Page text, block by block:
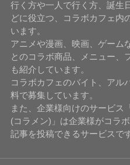
行く方や一人で行く方、誕生
どに役立つ、コラボカフェ内
います。
アニメや漫画、映画、ゲーム
とのコラボ商品、メニュー、
も紹介しています。
コラボカフェのバイト、アル
料で募集しています。
また、企業様向けのサービス
(コラメン)」は企業様がコラ
記事を投稿できるサービスで